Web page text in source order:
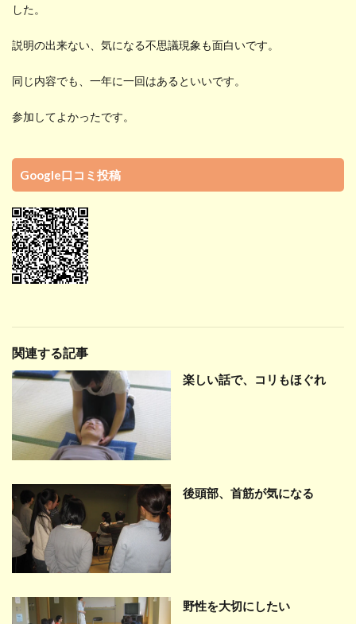
した。
説明の出来ない、気になる不思議現象も面白いです。
同じ内容でも、一年に一回はあるといいです。
参加してよかったです。
Google口コミ投稿
関連する記事
楽しい話で、コリもほぐれ
後頭部、首筋が気になる
野性を大切にしたい